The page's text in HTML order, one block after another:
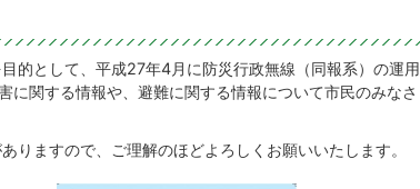
的として、平成27年4月に防災行政無線（同報系）の運用
に関する情報や、避難に関する情報について市民のみなさ
りますので、ご理解のほどよろしくお願いいたします。